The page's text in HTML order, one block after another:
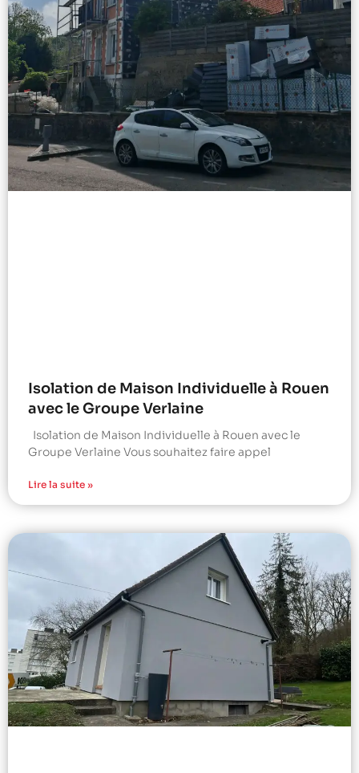
Isolation de Maison Individuelle à Rouen
avec le Groupe Verlaine
Isolation de Maison Individuelle à Rouen avec le
Groupe Verlaine Vous souhaitez faire appel
Lire la suite »